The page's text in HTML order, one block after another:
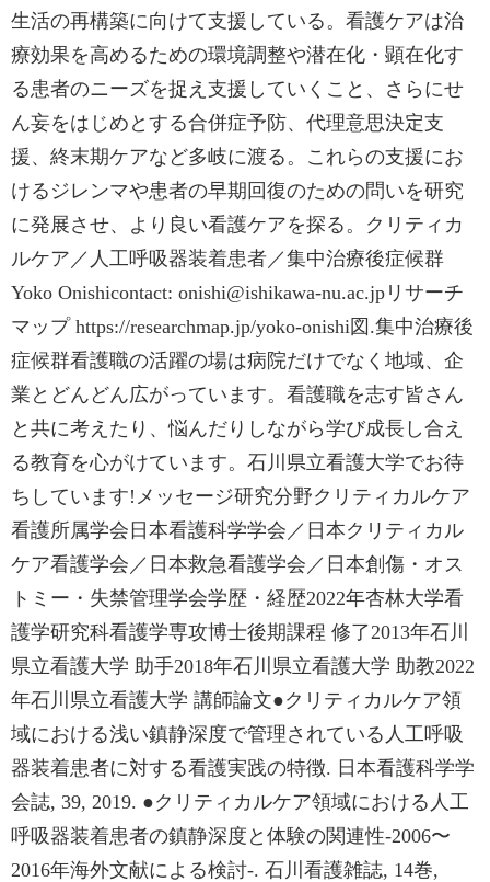
生活の再構築に向けて支援している。看護ケアは治
療効果を高めるための環境調整や潜在化・顕在化す
る患者のニーズを捉え支援していくこと、さらにせ
ん妄をはじめとする合併症予防、代理意思決定支
援、終末期ケアなど多岐に渡る。これらの支援にお
けるジレンマや患者の早期回復のための問いを研究
に発展させ、より良い看護ケアを探る。クリティカ
ルケア／人工呼吸器装着患者／集中治療後症候群
Yoko Onishicontact: onishi@ishikawa-nu.ac.jpリサーチ
マップ https://researchmap.jp/yoko-onishi図.集中治療後
症候群看護職の活躍の場は病院だけでなく地域、企
業とどんどん広がっています。看護職を志す皆さん
と共に考えたり、悩んだりしながら学び成長し合え
る教育を心がけています。石川県立看護大学でお待
ちしています!メッセージ研究分野クリティカルケア
看護所属学会日本看護科学学会／日本クリティカル
ケア看護学会／日本救急看護学会／日本創傷・オス
トミー・失禁管理学会学歴・経歴2022年杏林大学看
護学研究科看護学専攻博士後期課程 修了2013年石川
県立看護大学 助手2018年石川県立看護大学 助教2022
年石川県立看護大学 講師論文●クリティカルケア領
域における浅い鎮静深度で管理されている人工呼吸
器装着患者に対する看護実践の特徴. 日本看護科学学
会誌, 39, 2019. ●クリティカルケア領域における人工
呼吸器装着患者の鎮静深度と体験の関連性-2006〜
2016年海外文献による検討-. 石川看護雑誌, 14巻,